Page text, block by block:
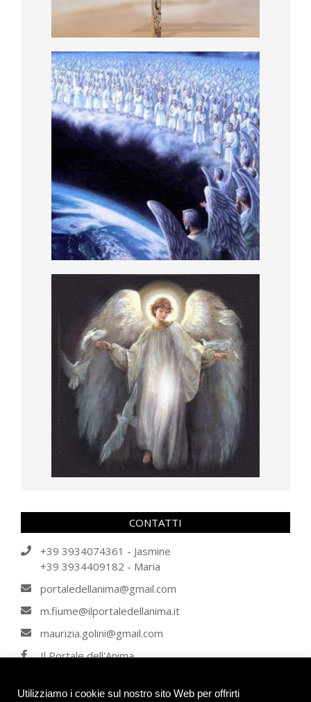
CONTATTI
+39 3934074361 - Jasmine
+39 3934409182 - Maria
portaledellanima@gmail.com
m.fiume@ilportaledellanima.it
maurizia.golini@gmail.com
Il Portale dell'Anima
Utilizziamo i cookie sul nostro sito Web per offrirti